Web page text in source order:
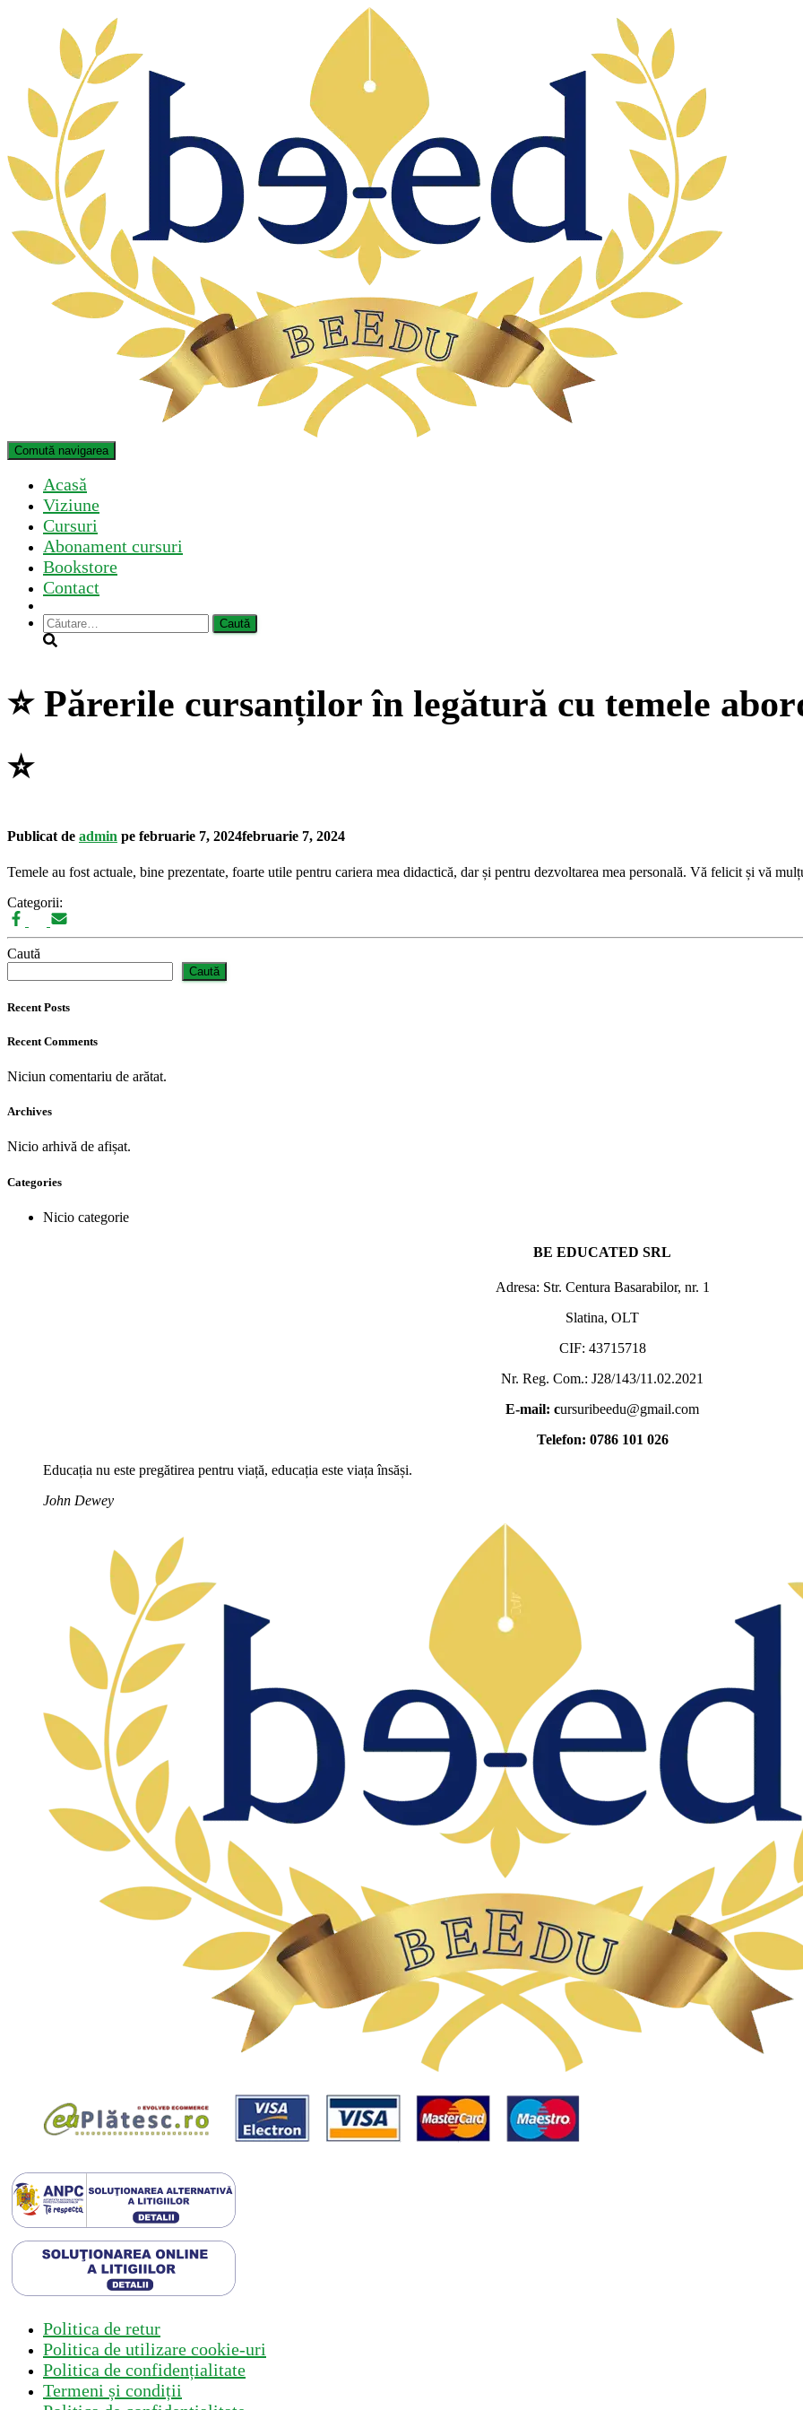
Comută navigarea
Acasă
Viziune
Cursuri
Abonament cursuri
Bookstore
Contact
Caută
după:
⭐ Părerile cursanților în legătură cu temele
⭐
Publicat de admin pe februarie 7, 2024februarie 7, 2024
Temele au fost actuale, bine prezentate, foarte utile pentru cariera mea didactică, dar și pentru dezvoltarea mea personală. Vă felicit și vă
Categorii:
Caută
Caută
Recent Posts
Recent Comments
Niciun comentariu de arătat.
Archives
Nicio arhivă de afișat.
Categories
Nicio categorie
BE EDUCATED SRL
Adresa: Str. Centura Basarabilor, nr. 1
Slatina, OLT
CIF: 43715718
Nr. Reg. Com.: J28/143/11.02.2021
E-mail: cursuribeedu@gmail.com
Telefon: 0786 101 026
Educația nu este pregătirea pentru viață, educația este viața însăși.
John Dewey
Politica de retur
Politica de utilizare cookie-uri
Politica de confidențialitate
Termeni și condiții